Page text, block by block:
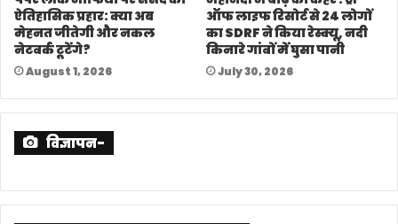
ऐतिहासिक प्रहार: क्या अब
मेहनत जीतेगी और नकल
नेटवर्क टूटेंगे?
August 1, 2026
ऑफ लाइफ रिसोर्ट से 24 लोगों
का SDRF ने किया रेस्क्यू, नदी
किनारे गांवों में घुसा पानी
July 30, 2026
विज्ञापन-